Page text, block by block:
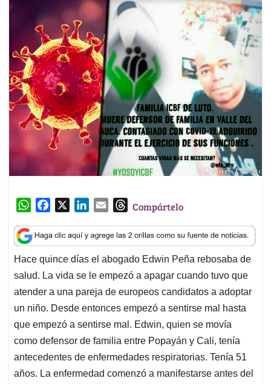
W
a
t
s
A
p
p
c
e
b
o
o
k
n
k
e
d
I
n
a
i
l
T
r
e
a
d
s
Compártelo
Hace quince días el abogado Edwin Peña rebosaba de
salud. La vida se le empezó a apagar cuando tuvo que
atender a una pareja de europeos candidatos a adoptar
un niño. Desde entonces empezó a sentirse mal hasta
que empezó a sentirse mal. Edwin, quien se movía
como defensor de familia entre Popayán y Cali, tenía
antecedentes de enfermedades respiratorias. Tenía 51
años. La enfermedad comenzó a manifestarse antes del